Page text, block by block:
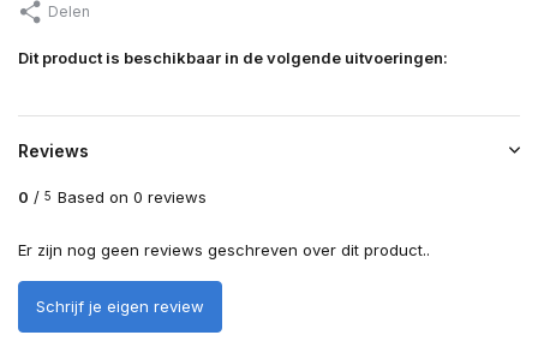
Delen
Dit product is beschikbaar in de volgende uitvoeringen:
Reviews
0 / 5 Based on 0 reviews
Er zijn nog geen reviews geschreven over dit product..
Schrijf je eigen review